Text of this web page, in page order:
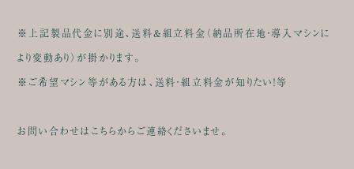
※上記製品代金に別途、送料&組立料金（納品所在地・導入マシンに
より変動あり）が掛かります。
※ご希望マシン等がある方は、送料・組立料金が知りたい！等
お問い合わせはこちらからご連絡くださいませ。